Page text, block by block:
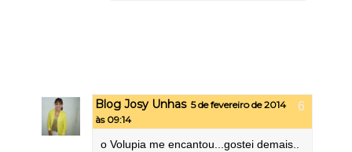
Blog Josy Unhas 5 de fevereiro de 2014
às 09:14
o Volupia me encantou...gostei demais..